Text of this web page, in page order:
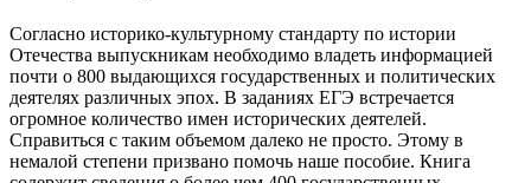
Согласно историко-культурному стандарту по истории
Отечества выпускникам необходимо владеть информацией
почти о 800 выдающихся государственных и политических
деятелях различных эпох. В заданиях ЕГЭ встречается
огромное количество имен исторических деятелей.
Справиться с таким объемом далеко не просто. Этому в
немалой степени призвано помочь наше пособие. Книга